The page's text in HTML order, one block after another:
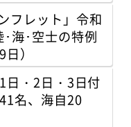
フレット」令和
海･空士の特例
）
・2日・3日付
名、海自20